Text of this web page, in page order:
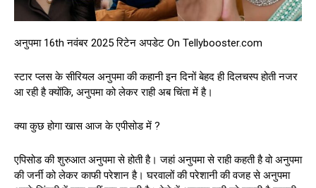
अनुपमा 16th नवंबर 2025 रिटेन अपडेट On Tellybooster.com
स्टार प्लस के सीरियल अनुपमा की कहानी इन दिनों बेहद ही दिलचस्प होती नजर
आ रही है क्योंकि, अनुपमा को लेकर राही अब चिंता में है।
क्या कुछ होगा खास आज के एपीसोड में ?
एपिसोड की शुरुआत अनुपमा से होती है। जहां अनुपमा से राही कहती है वो अनुपमा
की जर्नी को लेकर काफी परेशान है। घरवालों की परेशानी की वजह से अनुपमा